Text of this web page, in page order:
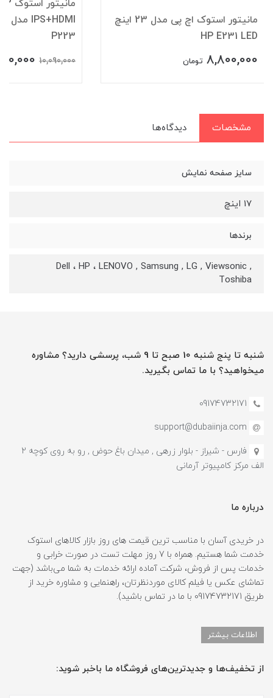
مانیتور استوک اچ پی مدل 23 اینچ
HP E231 LED
8,800,000 تومان
P223
10,090,000
مشخصات دیدگاه‌ها
سایز صفحه نمایش
17 اینچ
برندها
Dell ، HP ، LENOVO , Samsung , LG , Viewsonic ,
Toshiba
شنبه تا پنج شنبه 10 صبح تا 9 شب، پرسشی دارید؟ مشاوره
میخواهید؟ با ما تماس بگیرید.
09174732171
support@dubaiinja.com
فارس - شیراز - بلوار زرهی , میدان باغ حوض , رو به روی کوچه 2
الف مرکز کامپیوتر آرمانی
درباره ما
در خریدی آسان با مناسب ترین قیمت های روز بازار کالاهای استوک
خدمت شما هستیم. همراه با 7 روز مهلت تست در صورت خرابی و
خدمات پس از فروش، شرکت آماده ارائه خدمات به شما می‌باشد (جهت
تماشای عکس یا فیلم کالای موردنظرتان، راهنمایی و مشاوره خرید از
طریق 09174732171 با ما در تماس باشید).
اطلاعات بیشتر
از تخفیف‌ها و جدیدترین‌های فروشگاه ما باخبر شوید: